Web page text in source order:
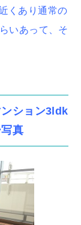
くあり通常の
いあって、そ
ション3ldk
真